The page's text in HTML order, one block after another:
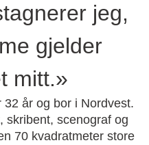
jeg,
gjelder
mitt.»
år og bor i Nordvest.
skribent, scenograf og
70 kvadratmeter store